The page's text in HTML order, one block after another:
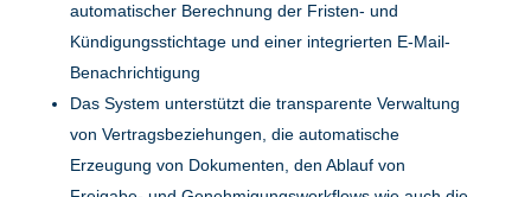
automatischer Berechnung der Fristen- und
Kündigungsstichtage und einer integrierten E-Mail-
Benachrichtigung
Das System unterstützt die transparente Verwaltung
von Vertragsbeziehungen, die automatische
Erzeugung von Dokumenten, den Ablauf von